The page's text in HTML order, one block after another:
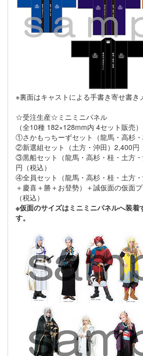
※裏面はキャストによる手書き寄せ書き
☆受注生産☆ミニミニパネル
（全10種 182×128mm内 4セット販売）
①さかもっちーずセット（龍馬・高杉・
②新選組セット（土方・沖田）2,400円
③黒船セット（龍馬・高杉・桂・土方
円（税込）
④全員セット（龍馬・高杉・桂・土方
＋慶喜＋勝＋お登勢）＋誠仮面の仮面
（税込）
※仮面のサイズはミニミニパネルへ装着
す。